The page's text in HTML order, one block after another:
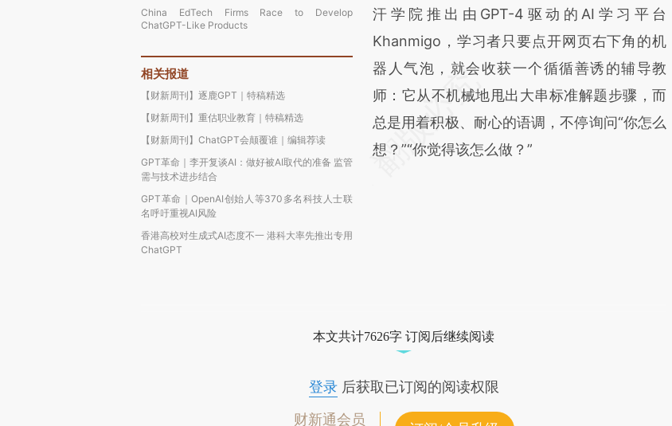
China EdTech Firms Race to Develop
ChatGPT-Like Products
相关报道
【财新周刊】逐鹿GPT｜特稿精选
【财新周刊】重估职业教育｜特稿精选
【财新周刊】ChatGPT会颠覆谁｜编辑荐读
GPT革命｜李开复谈AI：做好被AI取代的准备 监管
需与技术进步结合
GPT革命｜OpenAI创始人等370多名科技人士联
名呼吁重视AI风险
香港高校对生成式AI态度不一 港科大率先推出专用
ChatGPT
汗学院推出由GPT-4驱动的AI学习平台
Khanmigo，学习者只要点开网页右下角的机
器人气泡，就会收获一个循循善诱的辅导教
师：它从不机械地甩出大串标准解题步骤，而
总是用着积极、耐心的语调，不停询问“你怎么
想？”“你觉得该怎么做？”
本文共计7626字 订阅后继续阅读
登录后获取已订阅的阅读权限
财新通会员